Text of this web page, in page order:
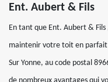
Ent. Aubert & Fils
En tant que Ent. Aubert &
maintenir votre toit en
Sur Yonne, au code postal